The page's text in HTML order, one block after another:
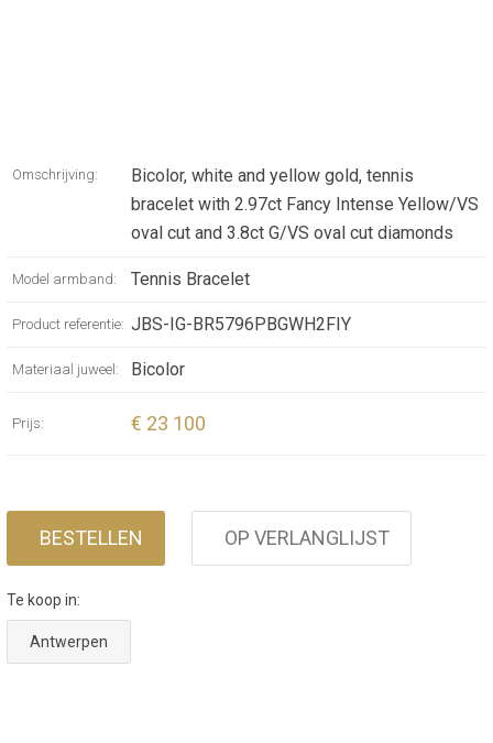
Omschrijving:
Bicolor, white and yellow gold, tennis
bracelet with 2.97ct Fancy Intense Yellow/VS
oval cut and 3.8ct G/VS oval cut diamonds
Model armband: Tennis Bracelet
Product referentie: JBS-IG-BR5796PBGWH2FIY
Materiaal juweel: Bicolor
Prijs: € 23 100
BESTELLEN OP VERLANGLIJST
Te koop in:
Antwerpen